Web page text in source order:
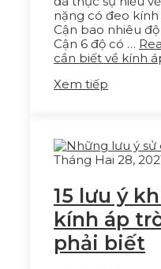
nặng có đeo
Cận bao nhiêu
Cận 6 độ có …
cần biết về kính
Xem tiếp
Tháng Hai 28,
15 lưu ý
kính áp
phải biết